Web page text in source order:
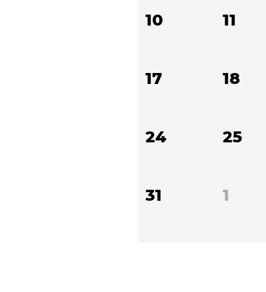
10 11
17 18
24 25
31 1